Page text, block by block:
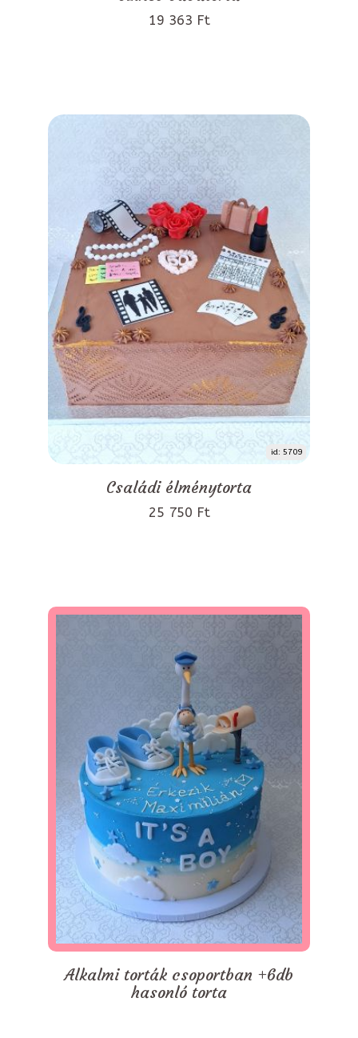
19 363 Ft
id: 5709
Családi élménytorta
25 750 Ft
Alkalmi torták csoportban +6db
hasonló torta